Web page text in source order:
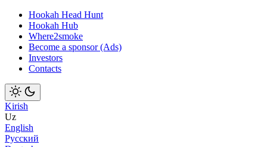
Hookah Head Hunt
Hookah Hub
Where2smoke
Become a sponsor (Ads)
Investors
Contacts
Kirish
Uz
English
Русский